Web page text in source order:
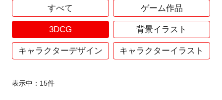
すべて ゲーム作品
3DCG 背景イラスト
キャラクターデザイン キャラクターイラスト
表示中： 15件